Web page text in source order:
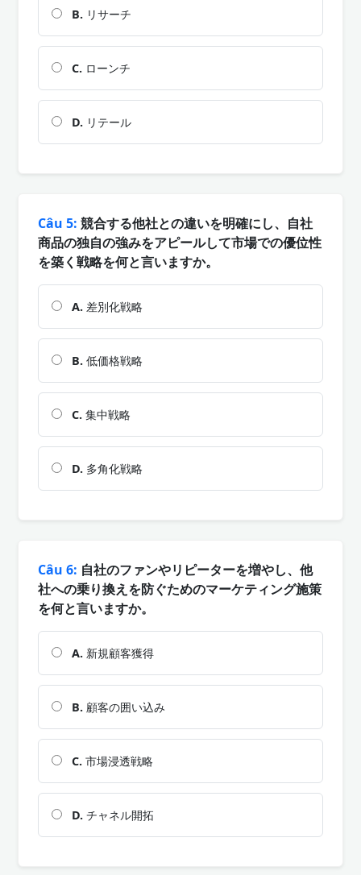
B. リサーチ
C. ローンチ
D. リテール
Câu 5: 競合する他社との違いを明確にし、自社
商品の独自の強みをアピールして市場での優位性
を築く戦略を何と言いますか。
A. 差別化戦略
B. 低価格戦略
C. 集中戦略
D. 多角化戦略
Câu 6: 自社のファンやリピーターを増やし、他
社への乗り換えを防ぐためのマーケティング施策
を何と言いますか。
A. 新規顧客獲得
B. 顧客の囲い込み
C. 市場浸透戦略
D. チャネル開拓